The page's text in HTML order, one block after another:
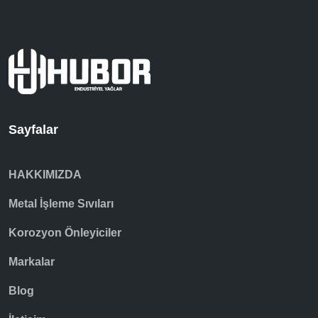
Sayfalar
HAKKIMIZDA
Metal İşleme Sıvıları
Korozyon Önleyiciler
Markalar
Blog